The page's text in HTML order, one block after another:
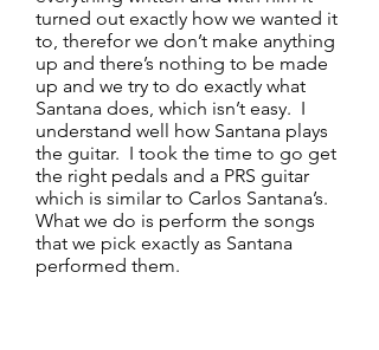
turned out exactly how we wanted it
to, therefor we don’t make anything
up and there’s nothing to be made
up and we try to do exactly what
Santana does, which isn’t easy. I
understand well how Santana plays
the guitar. I took the time to go get
the right pedals and a PRS guitar
which is similar to Carlos Santana’s.
What we do is perform the songs
that we pick exactly as Santana
performed them.